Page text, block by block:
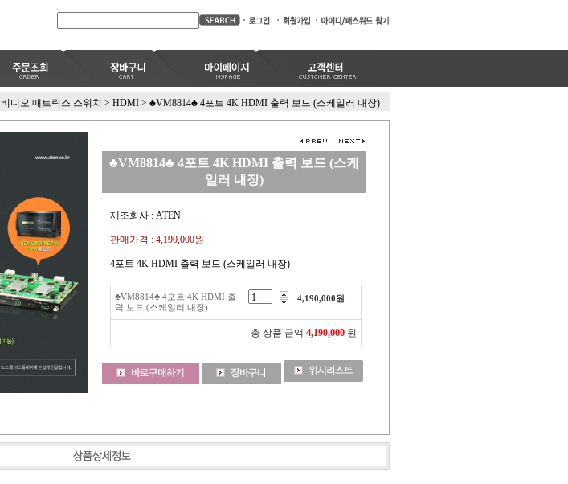
비디오 매트릭스 스위치 > HDMI > ♣VM8814♣ 4포트 4K HDMI 출력 보드 (스케일러 내장)
♣VM8814♣ 4포트 4K HDMI 출력 보드 (스케
일러 내장)
제조회사 : ATEN
판매가격 : 4,190,000원
4포트 4K HDMI 출력 보드 (스케일러 내장)
♣VM8814♣ 4포트 4K HDMI 출
력 보드 (스케일러 내장)
4,190,000원
총 상품 금액 4,190,000 원